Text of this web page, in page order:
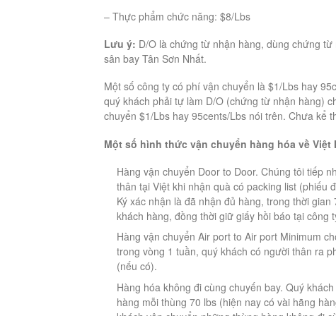
– Thực phẩm chức năng: $8/Lbs
Lưu ý: D/O là chứng từ nhận hàng, dùng chứng
sân bay Tân Sơn Nhất.
Một số công ty có phí vận chuyển là $1/Lbs hay
quý khách phải tự làm D/O (chứng từ nhận hàng)
chuyển $1/Lbs hay 95cents/Lbs nói trên. Chưa kể
Một số hình thức vận chuyển hàng hóa về Việt
Hàng vận chuyển Door to Door. Chúng tôi tiếp
thân tại Việt khi nhận quà có packing list (phiếu
Ký xác nhận là đã nhận đủ hàng, trong thời
khách hàng, đồng thời giữ giấy hồi báo tại công
Hàng vận chuyển Air port to Air port Minimum
trong vòng 1 tuần, quý khách có người thân ra
(nếu có).
Hàng hóa không đi cùng chuyến bay. Quý
hàng mỗi thùng 70 lbs (hiện nay có vài hãng